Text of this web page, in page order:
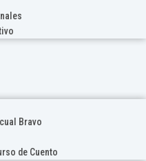
Bravo
de Cuento